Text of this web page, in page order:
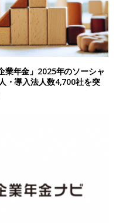
業年金」2025年のソーシャ
・導入法人数4,700社を突